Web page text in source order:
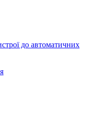
до автоматичних